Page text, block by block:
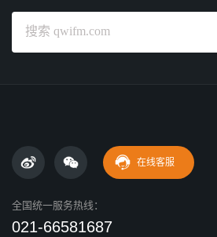
在线客服
全国统一服务热线：
021-66581687